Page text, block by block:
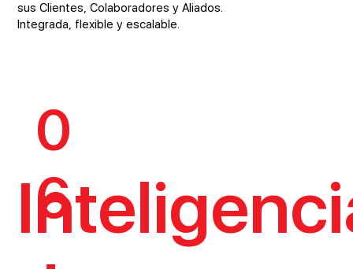
sus Clientes, Colaboradores y Aliados.
Integrada, flexible y escalable.
0
6